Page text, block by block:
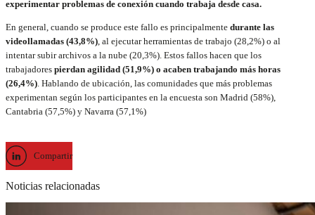
experimentar problemas de conexión cuando trabaja desde casa.
En general, cuando se produce este fallo es principalmente durante las
videollamadas (43,8%) , al ejecutar herramientas de trabajo (28,2%) o al
intentar subir archivos a la nube (20,3%). Estos fallos hacen que los
trabajadores pierdan agilidad (51,9%) o acaben trabajando más horas
(26,4%) . Hablando de ubicación, las comunidades que más problemas
experimentan según los participantes en la encuesta son Madrid (58%),
Cantabria (57,5%) y Navarra (57,1%)
Compartir
Noticias relacionadas